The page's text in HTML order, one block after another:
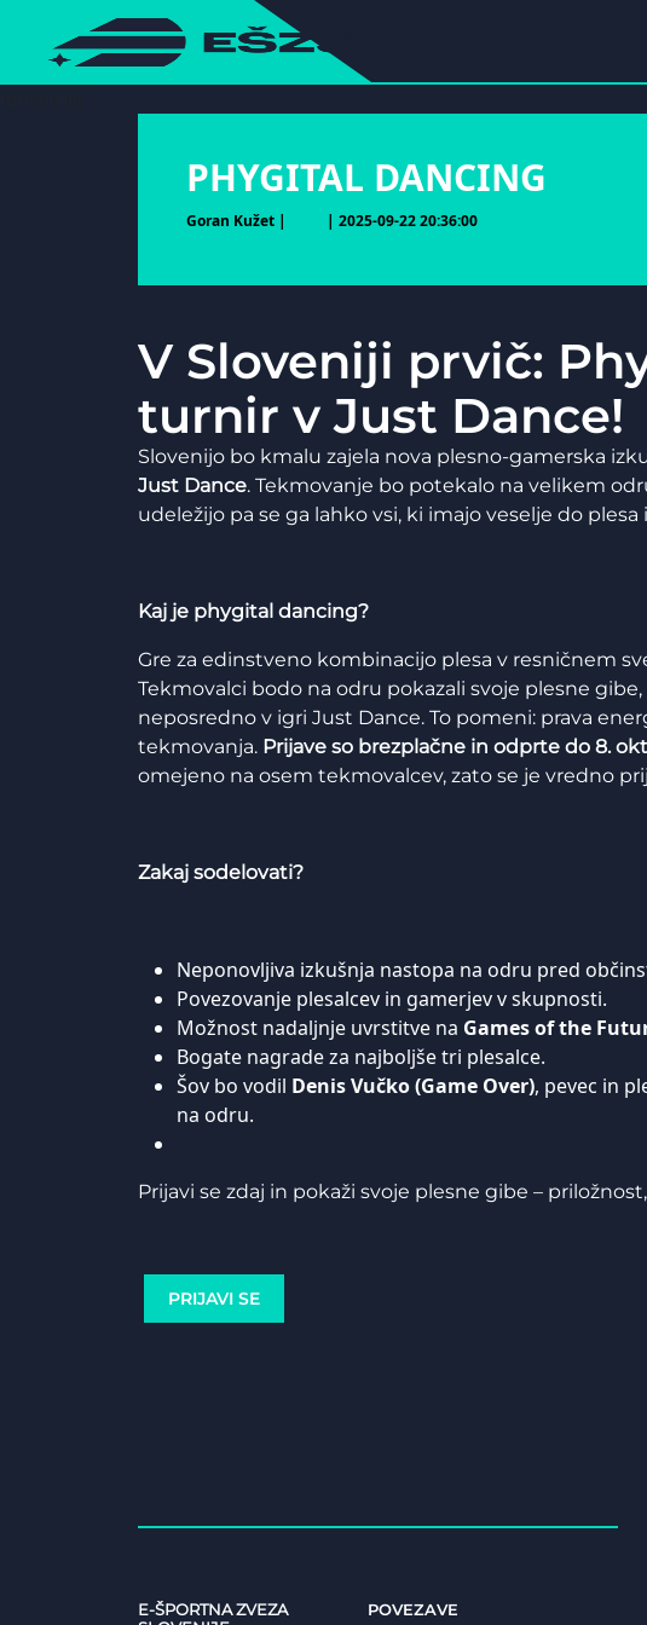
PHYGITAL DANCING
Goran Kužet | | 2025-09-22 20:36:00
V Sloveniji prvič:
turnir v Just Dance!
Slovenijo bo kmalu zajela nova plesno-gamerska
Just Dance. Tekmovanje bo potekalo na velikem
udeležijo pa se ga lahko vsi, ki imajo veselje do
Kaj je phygital dancing?
Gre za edinstveno kombinacijo plesa v resničnem
Tekmovalci bodo na odru pokazali svoje plesne
neposredno v igri Just Dance. To pomeni: prava
tekmovanja. Prijave so brezplačne in odprte do 8.
omejeno na osem tekmovalcev, zato se je vredno
Zakaj sodelovati?
Neponovljiva izkušnja nastopa na odru pred
Povezovanje plesalcev in gamerjev v skupnosti.
Možnost nadaljnje uvrstitve na Games of the
Bogate nagrade za najboljše tri plesalce.
Šov bo vodil Denis Vučko (Game Over), pevec in
na odru.
Prijavi se zdaj in pokaži svoje plesne gibe –
PRIJAVI SE
E-ŠPORTNA ZVEZA
POVEZAVE